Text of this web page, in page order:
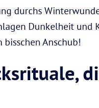
durchs
Dunkelheit und
bisschen Anschub!